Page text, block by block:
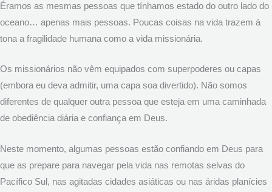
Éramos as mesmas pessoas que tínhamos estado do outro lado do
oceano… apenas mais pessoas. Poucas coisas na vida trazem à
tona a fragilidade humana como a vida missionária.
Os missionários não vêm equipados com superpoderes ou capas
(embora eu deva admitir, uma capa soa divertido). Não somos
diferentes de qualquer outra pessoa que esteja em uma caminhada
de obediência diária e confiança em Deus.
Neste momento, algumas pessoas estão confiando em Deus para
que as prepare para navegar pela vida nas remotas selvas do
Pacífico Sul, nas agitadas cidades asiáticas ou nas áridas planícies